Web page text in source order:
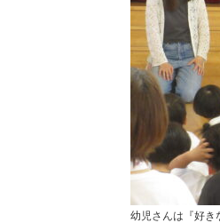
幼児さんは『好き